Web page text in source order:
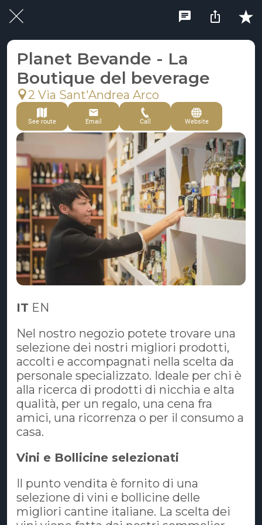
Planet Bevande - La
Boutique del beverage
2 Via Sant'Andrea Arco
See route Email Call Website
IT EN
Nel nostro negozio potete trovare una
selezione dei nostri migliori prodotti,
accolti e accompagnati nella scelta da
personale specializzato. Ideale per chi è
alla ricerca di prodotti di nicchia e alta
qualità, per un regalo, una cena fra
amici, una ricorrenza o per il consumo a
casa.
Vini e Bollicine selezionati
Il punto vendita è fornito di una
selezione di vini e bollicine delle
migliori cantine italiane. La scelta dei